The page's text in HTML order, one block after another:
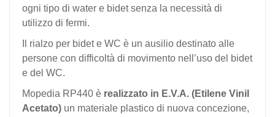
ogni tipo di water e bidet senza la necessità di
utilizzo di fermi.
Il rialzo per bidet e WC è un ausilio destinato alle
persone con difficoltà di movimento nell’uso del bidet
e del WC.
Mopedia RP440 è realizzato in E.V.A. (Etilene Vinil
Acetato) un materiale plastico di nuova concezione,